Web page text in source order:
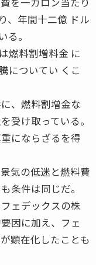
、年間十二億 ドル
る。
燃料割増料金 に
についてい くこ
、燃料割増金な
受け取っている。
にならざるを得
気の低迷と燃料費
条件は同じだ。
ェデックスの株
因に加え、フェ
顕在化したことも